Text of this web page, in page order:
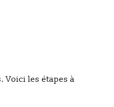
Voici les étapes à